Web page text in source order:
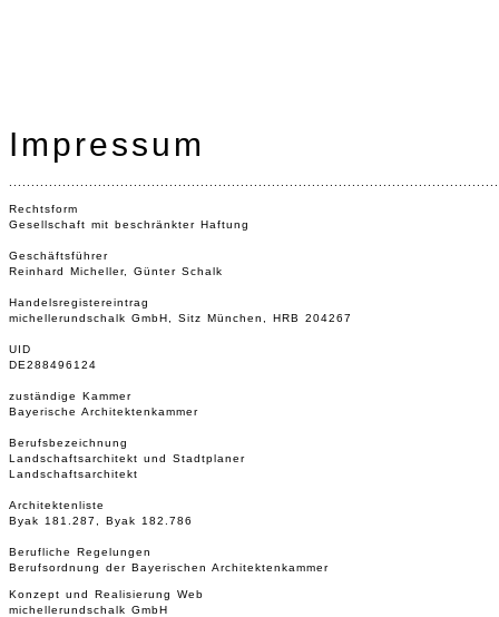
Impressum
Rechtsform
Gesellschaft mit beschränkter Haftung
Geschäftsführer
Reinhard Micheller, Günter Schalk
Handelsregistereintrag
michellerundschalk GmbH, Sitz München, HRB 204267
UID
DE288496124
zuständige Kammer
Bayerische Architektenkammer
Berufsbezeichnung
Landschaftsarchitekt und Stadtplaner
Landschaftsarchitekt
Architektenliste
Byak 181.287, Byak 182.786
Berufliche Regelungen
Berufsordnung der Bayerischen Architektenkammer
Konzept und Realisierung Web
michellerundschalk GmbH